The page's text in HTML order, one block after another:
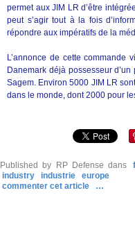
permet aux JIM LR d’être
peut s’agir tout à la fois
répondre aux impératifs de la
L’annonce de cette
Danemark déjà possesseur
Sagem. Environ 5000 JIM LR
dans le monde, dont 2000 pour
Published by RP Defense dans
industry
industrie
europe
commenter cet article
…